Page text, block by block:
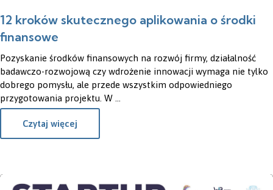
12 kroków skutecznego aplikowania o środki
finansowe
Pozyskanie środków finansowych na rozwój firmy, działalność
badawczo-rozwojową czy wdrożenie innowacji wymaga nie tylko
dobrego pomysłu, ale przede wszystkim odpowiedniego
przygotowania projektu. W ...
Czytaj więcej